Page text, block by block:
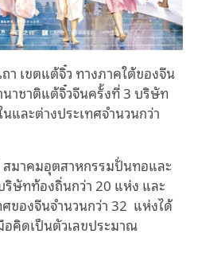
ถา เขตแต้จิ๋ว ทางภาคใต้ของจีน
าชาติแต้จิ๋วจีนครั้งที่ 3 บริษัท
และต่างประเทศจำนวนกว่า
มาคมอุตสาหกรรมปั่นทอและ
ริษัทท้องถิ่นกว่า 20 แห่ง และ
ของจีนจำนวนกว่า 32 แห่งได้
คิดเป็นตัวเลขประมาณ